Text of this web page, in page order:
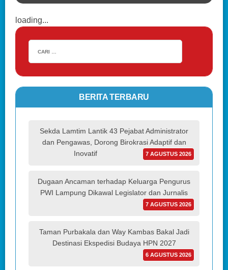
loading...
BERITA TERBARU
Sekda Lamtim Lantik 43 Pejabat Administrator
dan Pengawas, Dorong Birokrasi Adaptif dan
Inovatif
7 AGUSTUS 2026
Dugaan Ancaman terhadap Keluarga Pengurus
PWI Lampung Dikawal Legislator dan Jurnalis
7 AGUSTUS 2026
Taman Purbakala dan Way Kambas Bakal Jadi
Destinasi Ekspedisi Budaya HPN 2027
6 AGUSTUS 2026